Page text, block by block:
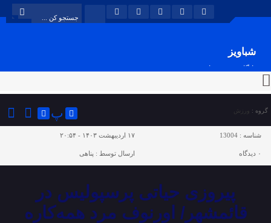
شباویز
پایگاه خبری شباویز
گروه : ورزش پ
شناسه : 13004 ۱۷ اردیبهشت ۱۴۰۳ - ۲۰:۵۴
۰ دیدگاه ارسال توسط : پناهی
پیروزی حیاتی پرسپولیس در
قائمشهر/ اورنوف مرد همه‌کاره‌